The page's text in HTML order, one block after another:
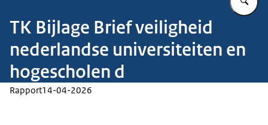
TK Bijlage Brief veiligheid
nederlandse universiteiten en
hogescholen d
Rapport14-04-2026